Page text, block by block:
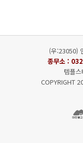
(우:23050)
종무소 :
템플
COPYRIGHT